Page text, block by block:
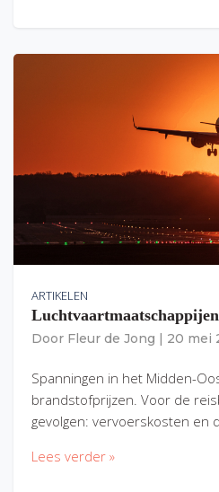
ARTIKELEN
Door Fleur de Jong 20 mei
Spanningen in het Midden-
brandstofprijzen. Voor de
gevolgen: vervoerskosten en
Lees verder »